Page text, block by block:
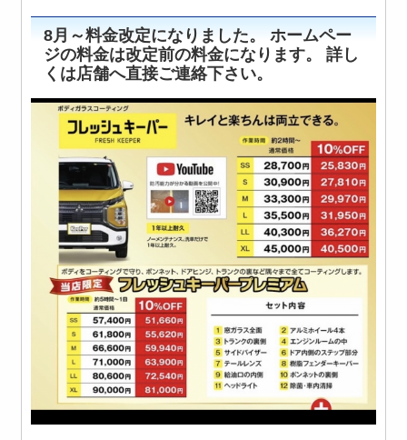
8月～料金改定になりました。 ホームペー
ジの料金は改定前の料金になります。 詳し
くは店舗へ直接ご連絡下さい。